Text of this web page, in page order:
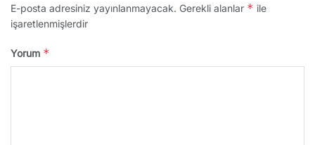
E-posta adresiniz yayınlanmayacak. Gerekli alanlar * ile
işaretlenmişlerdir
Yorum *